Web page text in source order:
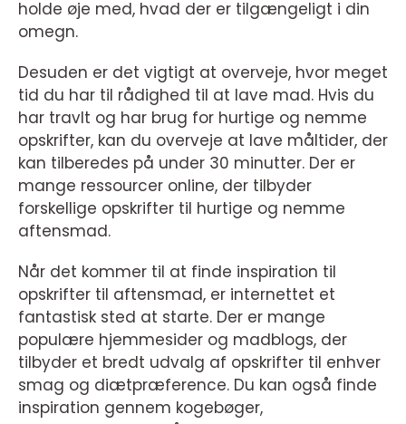
holde øje med, hvad der er tilgængeligt i din
omegn.
Desuden er det vigtigt at overveje, hvor meget
tid du har til rådighed til at lave mad. Hvis du
har travlt og har brug for hurtige og nemme
opskrifter, kan du overveje at lave måltider, der
kan tilberedes på under 30 minutter. Der er
mange ressourcer online, der tilbyder
forskellige opskrifter til hurtige og nemme
aftensmad.
Når det kommer til at finde inspiration til
opskrifter til aftensmad, er internettet et
fantastisk sted at starte. Der er mange
populære hjemmesider og madblogs, der
tilbyder et bredt udvalg af opskrifter til enhver
smag og diætpræference. Du kan også finde
inspiration gennem kogebøger,